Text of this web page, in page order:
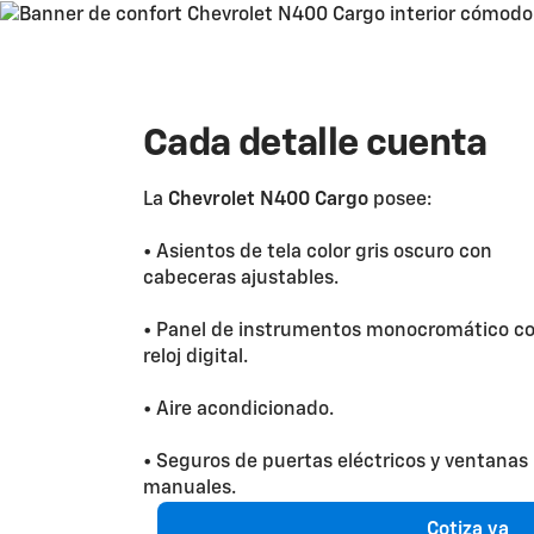
Cada detalle cuenta
La Chevrolet N400 Cargo posee:
• Asientos de tela color gris oscuro con
cabeceras ajustables.
• Panel de instrumentos monocromático
reloj digital.
• Aire acondicionado.
• Seguros de puertas eléctricos y ventanas
manuales.